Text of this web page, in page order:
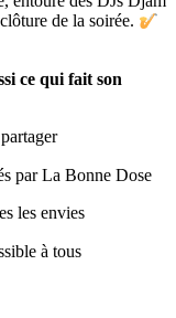
de la soirée.
ce qui fait son
par La Bonne Dose
les envies
à tous